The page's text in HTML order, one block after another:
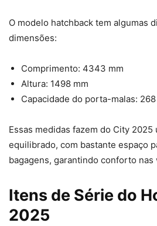
O modelo hatchback tem algumas
dimensões:
Comprimento: 4343 mm
Altura: 1498 mm
Capacidade do porta-malas:
Essas medidas fazem do City 2025
equilibrado, com bastante espaço
bagagens, garantindo conforto nas
Itens de Série do
2025